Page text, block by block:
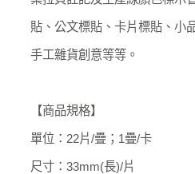
貼、公文標貼、卡片標貼、小
手工雜貨創意等等。
【商品規格】
單位：22片/疊；1疊/卡
尺寸：33mm(長)/片